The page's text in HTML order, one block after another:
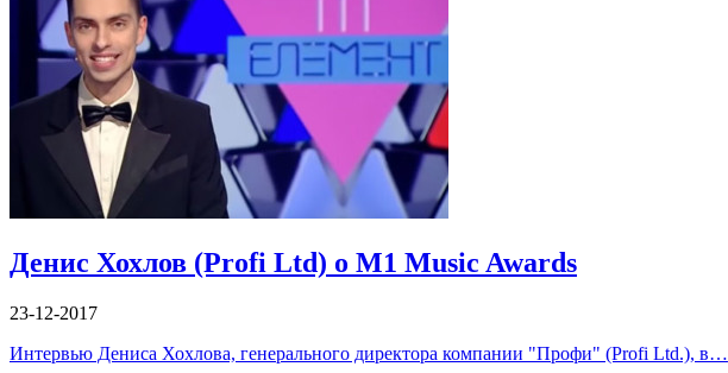
Денис Хохлов (Profi Ltd) о М1 Music Awards
23-12-2017
Интервью Дениса Хохлова, генерального директора компании "Профи" (Profi Ltd.), в…